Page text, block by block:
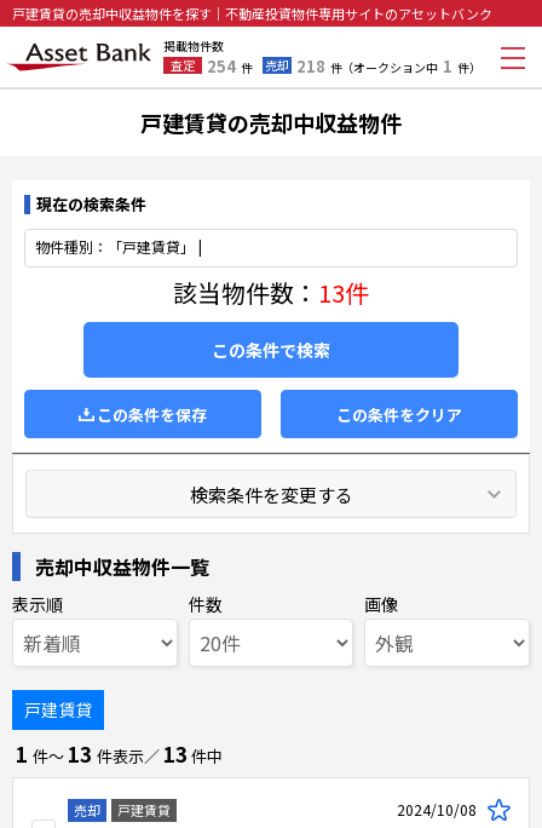
戸建賃貸の売却中収益物件を探す｜不動産投資物件専用サイトのアセットバンク
掲載物件数
査定
254 件 売却 218 件（オークション中 1 件）
戸建賃貸の売却中収益物件
現在の検索条件
物件種別：「戸建賃貸」 |
該当物件数： 13件
この条件で検索
この条件を保存 この条件をクリア
検索条件を変更する
売却中収益物件一覧
表示順 件数 画像
戸建賃貸
1 件〜 13 件表示／ 13 件中
売却 戸建賃貸 2024/10/08